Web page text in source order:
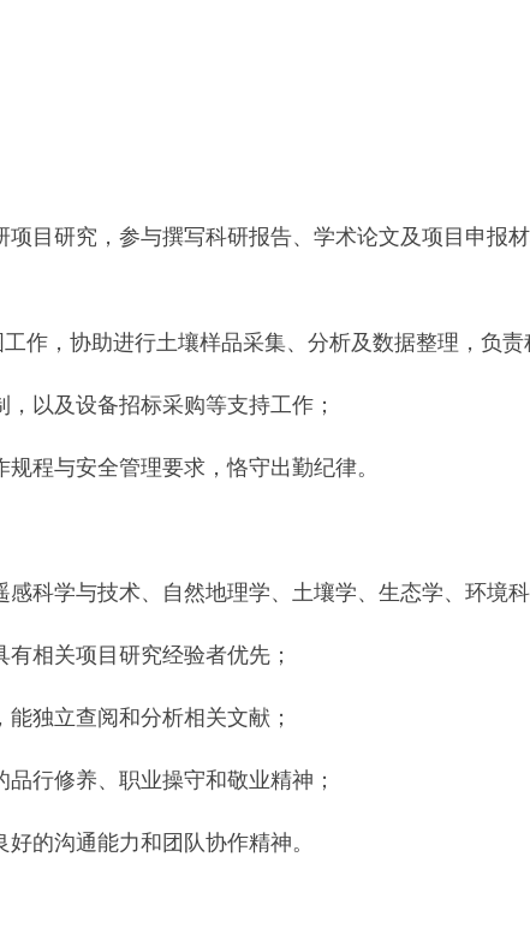
目研究，参与撰写科研报告、学术论文及项目申报
作，协助进行土壤样品采集、分析及数据整理，负责
以及设备招标采购等支持工作；
程与安全管理要求，恪守出勤纪律。
科学与技术、自然地理学、土壤学、生态学、环境
相关项目研究经验者优先；
独立查阅和分析相关文献；
行修养、职业操守和敬业精神；
的沟通能力和团队协作精神。